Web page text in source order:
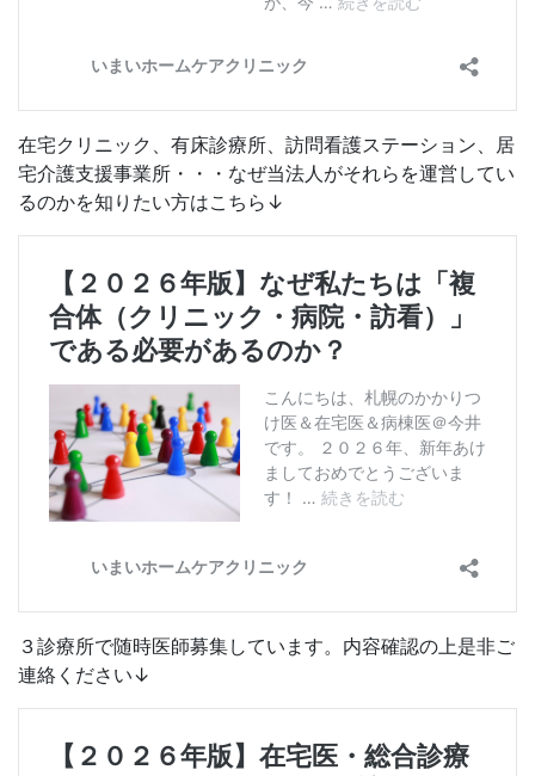
在宅クリニック、有床診療所、訪問看護ステーション、居
宅介護支援事業所・・・なぜ当法人がそれらを運営してい
るのかを知りたい方はこちら↓
３診療所で随時医師募集しています。内容確認の上是非ご
連絡ください↓